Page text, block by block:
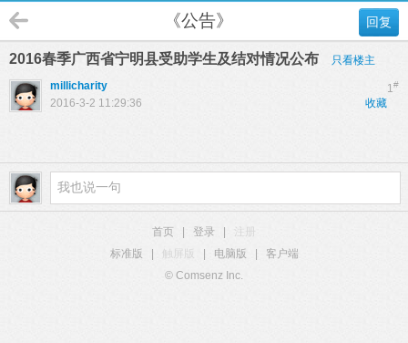
回复
《公告》
2016春季广西省宁明县受助学生及结对情况公布 只看楼主
1#
millicharity
收藏
2016-3-2 11:29:36
首页 登录
注册
标准版
触屏版 电脑版
客户端
© Comsenz Inc.